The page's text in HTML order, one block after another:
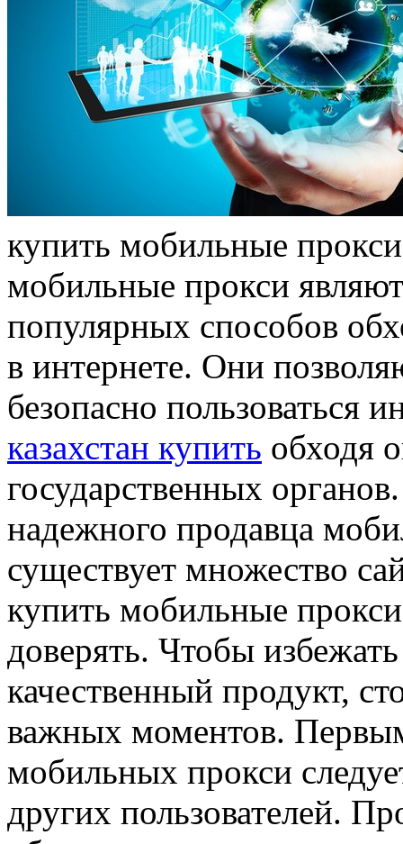
купить мoбильныe
мобильные прокси
популярных способов
в интернете. Они
безопасно пользоваться
казахстан купить обходя
государственных
надежного продавца
существует множество
купить мобильные
доверять. Чтобы
качественный продукт,
важных моментов.
мобильных прокси
других пользователей.